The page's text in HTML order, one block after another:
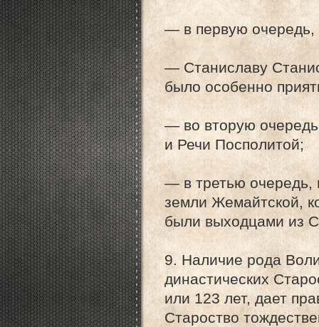
— в первую
— Станиславу
было особенно
— во вторую
и Речи Посполитой;
— в третью очередь,
земли Жемайтской,
были выходцами из
9. Наличие рода
династических
или 123 лет, дает
Староство